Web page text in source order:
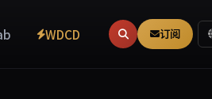
WDCD 订阅